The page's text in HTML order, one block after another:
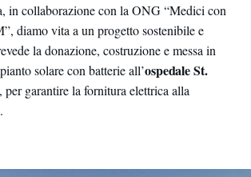
in collaborazione con la ONG “Medici con
diamo vita a un progetto sostenibile e
la donazione, costruzione e messa in
solare con batterie all’ospedale St.
per garantire la fornitura elettrica alla